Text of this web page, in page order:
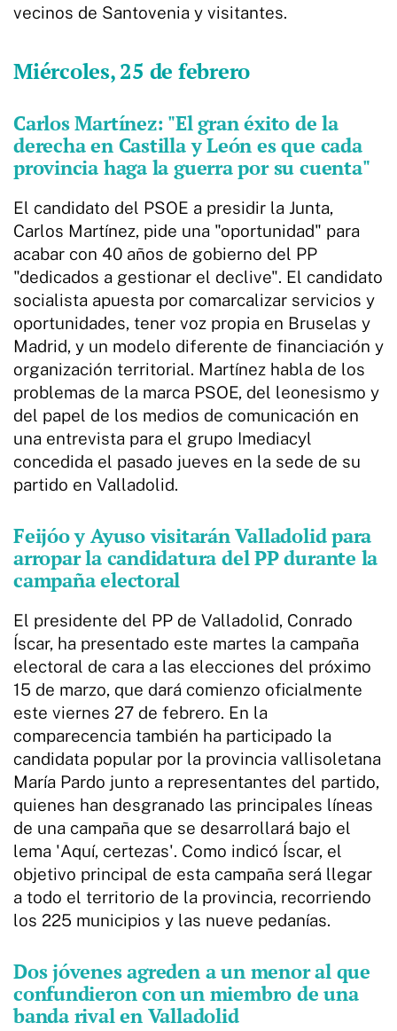
vecinos de Santovenia y visitantes.
Miércoles, 25 de febrero
Carlos Martínez: "El gran éxito de la
derecha en Castilla y León es que cada
provincia haga la guerra por su cuenta"
El candidato del PSOE a presidir la Junta,
Carlos Martínez, pide una "oportunidad" para
acabar con 40 años de gobierno del PP
"dedicados a gestionar el declive". El candidato
socialista apuesta por comarcalizar servicios y
oportunidades, tener voz propia en Bruselas y
Madrid, y un modelo diferente de financiación y
organización territorial. Martínez habla de los
problemas de la marca PSOE, del leonesismo y
del papel de los medios de comunicación en
una entrevista para el grupo Imediacyl
concedida el pasado jueves en la sede de su
partido en Valladolid.
Feijóo y Ayuso visitarán Valladolid para
arropar la candidatura del PP durante la
campaña electoral
El presidente del PP de Valladolid, Conrado
Íscar, ha presentado este martes la campaña
electoral de cara a las elecciones del próximo
15 de marzo, que dará comienzo oficialmente
este viernes 27 de febrero. En la
comparecencia también ha participado la
candidata popular por la provincia vallisoletana
María Pardo junto a representantes del partido,
quienes han desgranado las principales líneas
de una campaña que se desarrollará bajo el
lema 'Aquí, certezas'. Como indicó Íscar, el
objetivo principal de esta campaña será llegar
a todo el territorio de la provincia, recorriendo
los 225 municipios y las nueve pedanías.
Dos jóvenes agreden a un menor al que
confundieron con un miembro de una
banda rival en Valladolid